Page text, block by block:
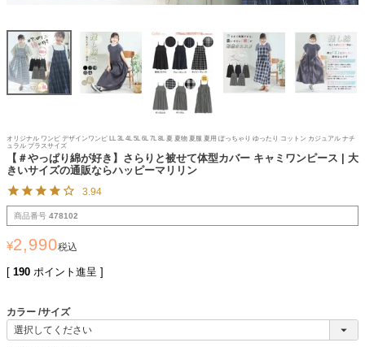
オリジナル ワンピ デザインワンピ LL 3L 4L 5L 6L 7L 8L 夏 夏物 夏服 夏用 ぽっちゃり ゆったり コットン カジュアル ナチ
ュラル プラスサイズ
【＃やっぱり綿が好き】さらりと被せて体型カバー キャミワンピース | 大
きいサイズの通販ならハッピーマリリン
3.94
商品番号 478102
¥2,990税込
[ 190 ポイント進呈 ]
カラー サイズ